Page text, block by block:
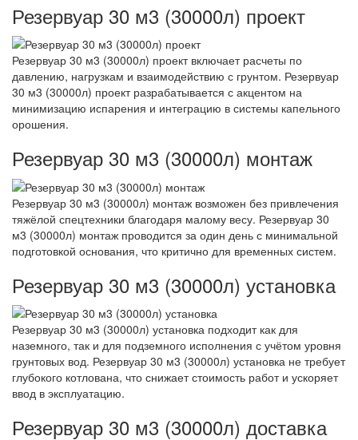
Резервуар 30 м3 (30000л) проект
Резервуар 30 м3 (30000л) проект включает расчеты по
давлению, нагрузкам и взаимодействию с грунтом. Резервуар
30 м3 (30000л) проект разрабатывается с акцентом на
минимизацию испарения и интеграцию в системы капельного
орошения.
Резервуар 30 м3 (30000л) монтаж
Резервуар 30 м3 (30000л) монтаж возможен без привлечения
тяжёлой спецтехники благодаря малому весу. Резервуар 30
м3 (30000л) монтаж проводится за один день с минимальной
подготовкой основания, что критично для временных систем.
Резервуар 30 м3 (30000л) установка
Резервуар 30 м3 (30000л) установка подходит как для
наземного, так и для подземного исполнения с учётом уровня
грунтовых вод. Резервуар 30 м3 (30000л) установка не требует
глубокого котлована, что снижает стоимость работ и ускоряет
ввод в эксплуатацию.
Резервуар 30 м3 (30000л) доставка